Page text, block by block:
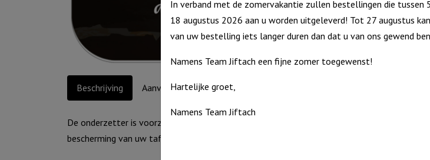
Beschrijving Aanvullende informatie
De onderzetter is voorzien van een unieke laklaag. De onderzijde bestaat uit kurk voor een
bescherming van uw tafel
In verband met de zomervakantie zullen bestellingen die
18 augustus 2026 aan u worden uitgeleverd! Tot 27 augustus
van uw bestelling iets langer duren dan dat u van ons gewend
Namens Team Jiftach een fijne zomer toegewenst!
Hartelijke groet,
Namens Team Jiftach